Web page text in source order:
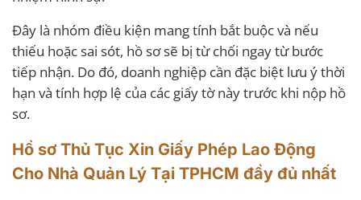
Đây là nhóm điều kiện mang tính bắt buộc và nếu
thiếu hoặc sai sót, hồ sơ sẽ bị từ chối ngay từ bước
tiếp nhận. Do đó, doanh nghiệp cần đặc biệt lưu ý thời
hạn và tính hợp lệ của các giấy tờ này trước khi nộp hồ
sơ.
Hồ sơ Thủ Tục Xin Giấy Phép Lao Động
Cho Nhà Quản Lý Tại TPHCM đầy đủ nhất